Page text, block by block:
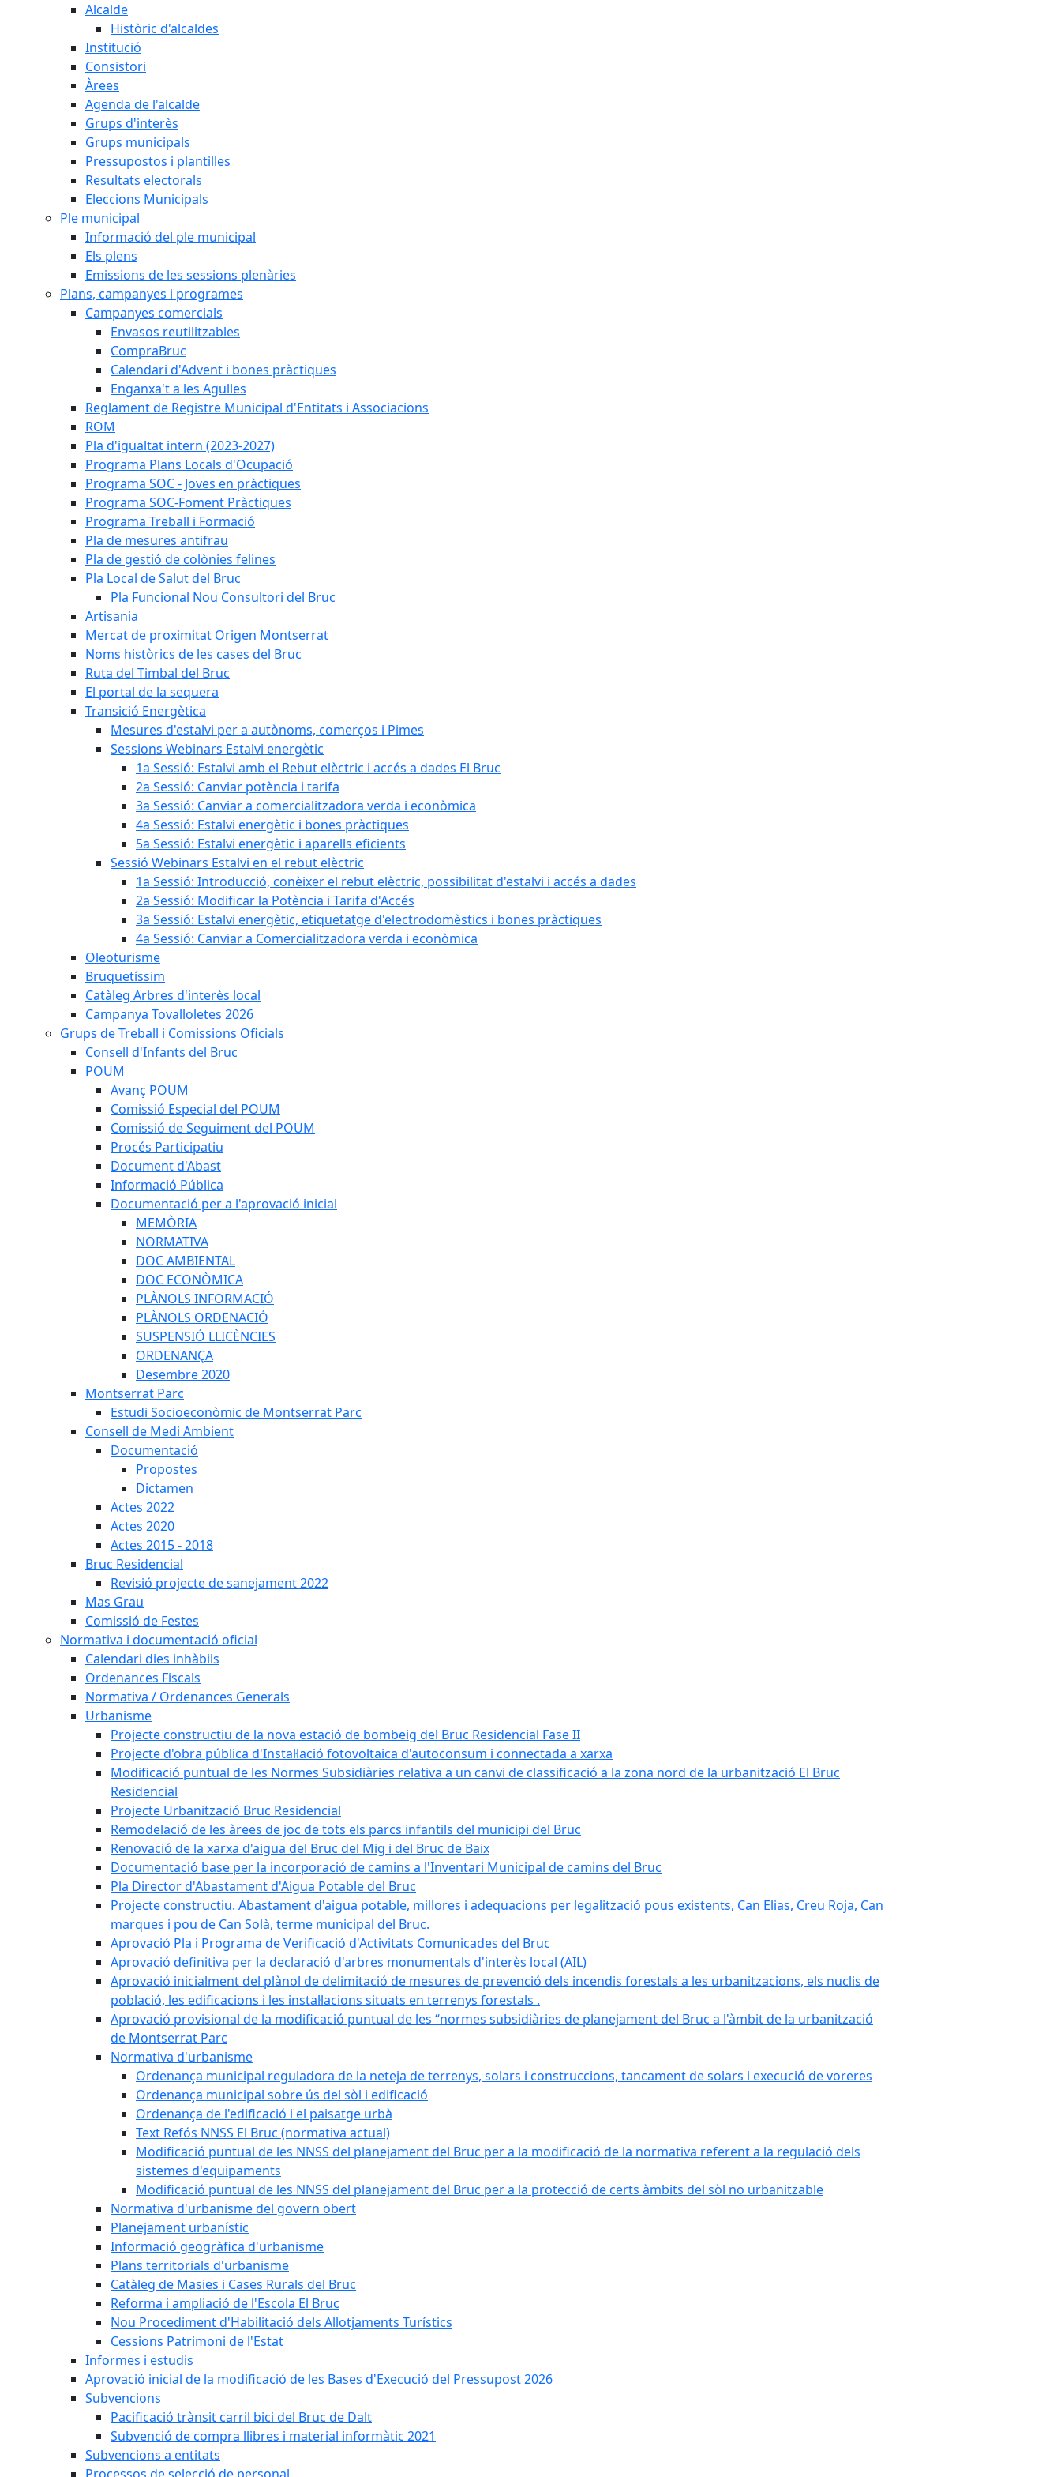
Alcalde
Històric d'alcaldes
Institució
Consistori
Àrees
Agenda de l'alcalde
Grups d'interès
Grups municipals
Pressupostos i plantilles
Resultats electorals
Eleccions Municipals
Ple municipal
Informació del ple municipal
Els plens
Emissions de les sessions plenàries
Plans, campanyes i programes
Campanyes comercials
Envasos reutilitzables
CompraBruc
Calendari d'Advent i bones pràctiques
Enganxa't a les Agulles
Reglament de Registre Municipal d'Entitats i Associacions
ROM
Pla d'igualtat intern (2023-2027)
Programa Plans Locals d'Ocupació
Programa SOC - Joves en pràctiques
Programa SOC-Foment Pràctiques
Programa Treball i Formació
Pla de mesures antifrau
Pla de gestió de colònies felines
Pla Local de Salut del Bruc
Pla Funcional Nou Consultori del Bruc
Artisania
Mercat de proximitat Origen Montserrat
Noms històrics de les cases del Bruc
Ruta del Timbal del Bruc
El portal de la sequera
Transició Energètica
Mesures d'estalvi per a autònoms, comerços i Pimes
Sessions Webinars Estalvi energètic
1a Sessió: Estalvi amb el Rebut elèctric i accés a dades El Bruc
2a Sessió: Canviar potència i tarifa
3a Sessió: Canviar a comercialitzadora verda i econòmica
4a Sessió: Estalvi energètic i bones pràctiques
5a Sessió: Estalvi energètic i aparells eficients
Sessió Webinars Estalvi en el rebut elèctric
1a Sessió: Introducció, conèixer el rebut elèctric, possibilitat d'estalvi i accés a dades
2a Sessió: Modificar la Potència i Tarifa d'Accés
3a Sessió: Estalvi energètic, etiquetatge d'electrodomèstics i bones pràctiques
4a Sessió: Canviar a Comercialitzadora verda i econòmica
Oleoturisme
Bruquetíssim
Catàleg Arbres d'interès local
Campanya Tovalloletes 2026
Grups de Treball i Comissions Oficials
Consell d'Infants del Bruc
POUM
Avanç POUM
Comissió Especial del POUM
Comissió de Seguiment del POUM
Procés Participatiu
Document d'Abast
Informació Pública
Documentació per a l'aprovació inicial
MEMÒRIA
NORMATIVA
DOC AMBIENTAL
DOC ECONÒMICA
PLÀNOLS INFORMACIÓ
PLÀNOLS ORDENACIÓ
SUSPENSIÓ LLICÈNCIES
ORDENANÇA
Desembre 2020
Montserrat Parc
Estudi Socioeconòmic de Montserrat Parc
Consell de Medi Ambient
Documentació
Propostes
Dictamen
Actes 2022
Actes 2020
Actes 2015 - 2018
Bruc Residencial
Revisió projecte de sanejament 2022
Mas Grau
Comissió de Festes
Normativa i documentació oficial
Calendari dies inhàbils
Ordenances Fiscals
Normativa / Ordenances Generals
Urbanisme
Projecte constructiu de la nova estació de bombeig del Bruc Residencial Fase II
Projecte d'obra pública d'Instal·lació fotovoltaica d'autoconsum i connectada a xarxa
Modificació puntual de les Normes Subsidiàries relativa a un canvi de classificació a la zona nord de la urbanització El Bruc
Residencial
Projecte Urbanització Bruc Residencial
Remodelació de les àrees de joc de tots els parcs infantils del municipi del Bruc
Renovació de la xarxa d'aigua del Bruc del Mig i del Bruc de Baix
Documentació base per la incorporació de camins a l'Inventari Municipal de camins del Bruc
Pla Director d'Abastament d'Aigua Potable del Bruc
Projecte constructiu. Abastament d'aigua potable, millores i adequacions per legalització pous existents, Can Elias, Creu Roja, Can
marques i pou de Can Solà, terme municipal del Bruc.
Aprovació Pla i Programa de Verificació d'Activitats Comunicades del Bruc
Aprovació definitiva per la declaració d'arbres monumentals d'interès local (AIL)
Aprovació inicialment del plànol de delimitació de mesures de prevenció dels incendis forestals a les urbanitzacions, els nuclis de
població, les edificacions i les instal·lacions situats en terrenys forestals .
Aprovació provisional de la modificació puntual de les “normes subsidiàries de planejament del Bruc a l'àmbit de la urbanització
de Montserrat Parc
Normativa d'urbanisme
Ordenança municipal reguladora de la neteja de terrenys, solars i construccions, tancament de solars i execució de voreres
Ordenança municipal sobre ús del sòl i edificació
Ordenança de l'edificació i el paisatge urbà
Text Refós NNSS El Bruc (normativa actual)
Modificació puntual de les NNSS del planejament del Bruc per a la modificació de la normativa referent a la regulació dels
sistemes d'equipaments
Modificació puntual de les NNSS del planejament del Bruc per a la protecció de certs àmbits del sòl no urbanitzable
Normativa d'urbanisme del govern obert
Planejament urbanístic
Informació geogràfica d'urbanisme
Plans territorials d'urbanisme
Catàleg de Masies i Cases Rurals del Bruc
Reforma i ampliació de l'Escola El Bruc
Nou Procediment d'Habilitació dels Allotjaments Turístics
Cessions Patrimoni de l'Estat
Informes i estudis
Aprovació inicial de la modificació de les Bases d'Execució del Pressupost 2026
Subvencions
Pacificació trànsit carril bici del Bruc de Dalt
Subvenció de compra llibres i material informàtic 2021
Subvencions a entitats